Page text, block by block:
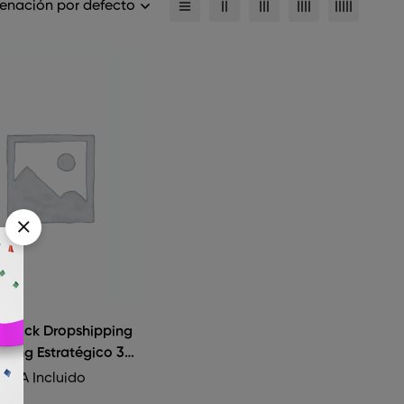
por defecto
Pack Dropshipping
Estratégico 30
IVA Incluido